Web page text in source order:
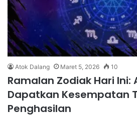
Atok Dalang Maret 5, 2026 10
Ramalan Zodiak Hari Ini:
Dapatkan Kesempatan
Penghasilan